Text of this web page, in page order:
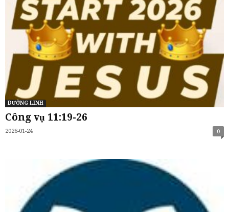
DƯỠNG LINH
Công vụ 11:19-26
2026-01-24 0